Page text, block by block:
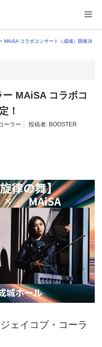
MAiSA コラボコンサート（成城）開催決
MAiSA コラボコ
！
ーラー 投稿者: BOOSTER
ジェイコブ・コーラ